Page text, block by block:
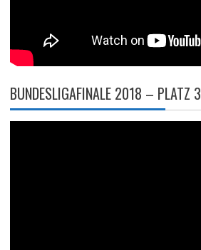
BUNDESLIGAFINALE 2018 – PLATZ 3